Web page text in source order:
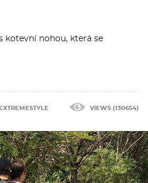
kotevní nohou, která se
VIEWS (130654)